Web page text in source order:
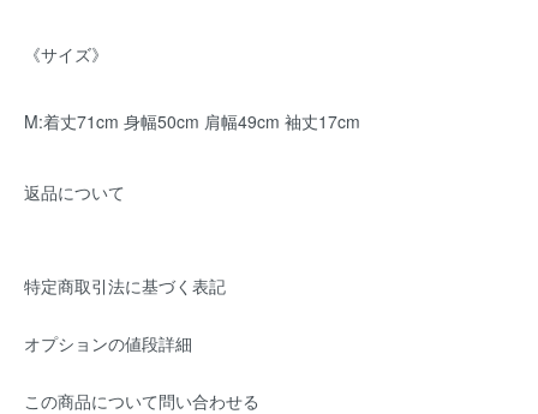
《サイズ》
M:着丈71cm 身幅50cm 肩幅49cm 袖丈17cm
返品について
特定商取引法に基づく表記
オプションの値段詳細
この商品について問い合わせる